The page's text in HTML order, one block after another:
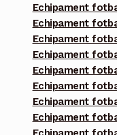
Echipament
Echipament
Echipament
Echipament
Echipament
Echipament
Echipament
Echipament